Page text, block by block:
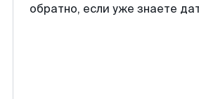
обратно, если уже знаете